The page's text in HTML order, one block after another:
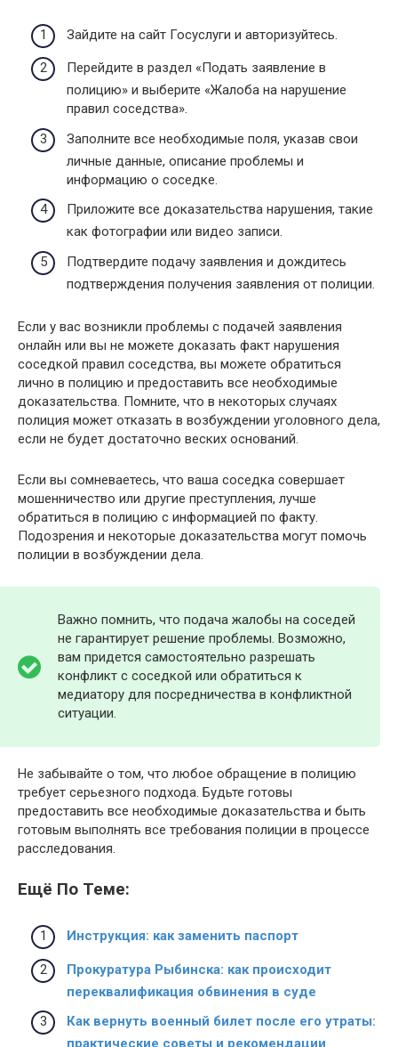
Зайдите на сайт Госуслуги и авторизуйтесь.
Перейдите в раздел «Подать заявление в
полицию» и выберите «Жалоба на нарушение
правил соседства».
Заполните все необходимые поля, указав свои
личные данные, описание проблемы и
информацию о соседке.
Приложите все доказательства нарушения, такие
как фотографии или видео записи.
Подтвердите подачу заявления и дождитесь
подтверждения получения заявления от полиции.
Если у вас возникли проблемы с подачей заявления
онлайн или вы не можете доказать факт нарушения
соседкой правил соседства, вы можете обратиться
лично в полицию и предоставить все необходимые
доказательства. Помните, что в некоторых случаях
полиция может отказать в возбуждении уголовного дела,
если не будет достаточно веских оснований.
Если вы сомневаетесь, что ваша соседка совершает
мошенничество или другие преступления, лучше
обратиться в полицию с информацией по факту.
Подозрения и некоторые доказательства могут помочь
полиции в возбуждении дела.
Важно помнить, что подача жалобы на соседей
не гарантирует решение проблемы. Возможно,
вам придется самостоятельно разрешать
конфликт с соседкой или обратиться к
медиатору для посредничества в конфликтной
ситуации.
Не забывайте о том, что любое обращение в полицию
требует серьезного подхода. Будьте готовы
предоставить все необходимые доказательства и быть
готовым выполнять все требования полиции в процессе
расследования.
Ещё По Теме:
Инструкция: как заменить паспорт
Прокуратура Рыбинска: как происходит
переквалификация обвинения в суде
Как вернуть военный билет после его утраты:
практические советы и рекомендации